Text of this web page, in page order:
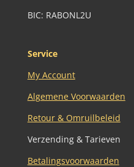
BIC: RABONL2U
Service
My Account
Algemene Voorwaarden
Retour & Omruilbeleid
Verzending & Tarieven
Betalingsvoorwaarden